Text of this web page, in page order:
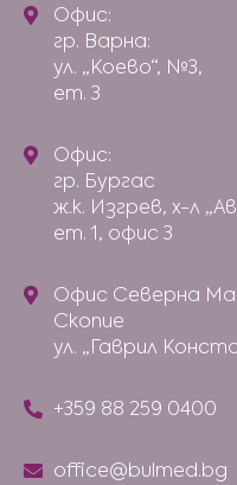
Офис:
гр. Варна:
ул. „Коево“, №3,
ет. 3
Офис:
гр. Бургас
ж.к. Изгрев, х-л
ет. 1, офис 3
Офис Северна
Скопие
ул. „Гаврил
+359 88 259 0400
office@bulmed.bg